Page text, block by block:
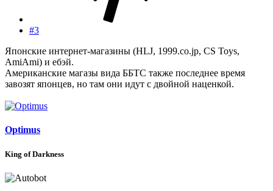
#3
Японские интернет-магазины (HLJ, 1999.co.jp, CS Toys,
AmiAmi) и ебэй.
Американские магазы вида ББТС также последнее время
завозят японцев, но там они идут с двойной наценкой.
Optimus
King of Darkness